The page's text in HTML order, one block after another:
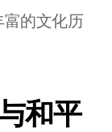
的文化历
和平